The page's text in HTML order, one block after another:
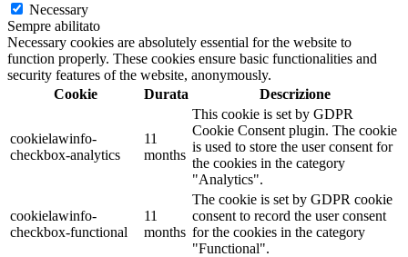
Necessary
Sempre abilitato
Necessary cookies are absolutely essential for the website to
function properly. These cookies ensure basic functionalities and
security features of the website, anonymously.
Cookie
Durata Descrizione
cookielawinfo-
checkbox-analytics
11
months
This cookie is set by GDPR
Cookie Consent plugin. The cookie
is used to store the user consent for
the cookies in the category
"Analytics".
cookielawinfo-
checkbox-functional
11
months
The cookie is set by GDPR cookie
consent to record the user consent
for the cookies in the category
"Functional".